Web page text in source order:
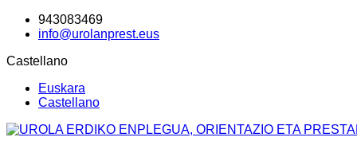
943083469
info@urolanprest.eus
Castellano
Euskara
Castellano